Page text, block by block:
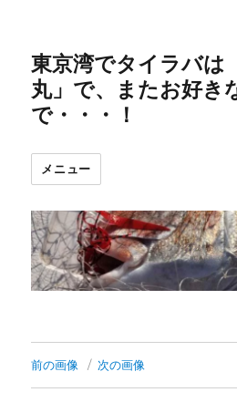
東京湾でタイラバは
丸」で、またお好き
で・・・！
メニュー
前の画像 次の画像